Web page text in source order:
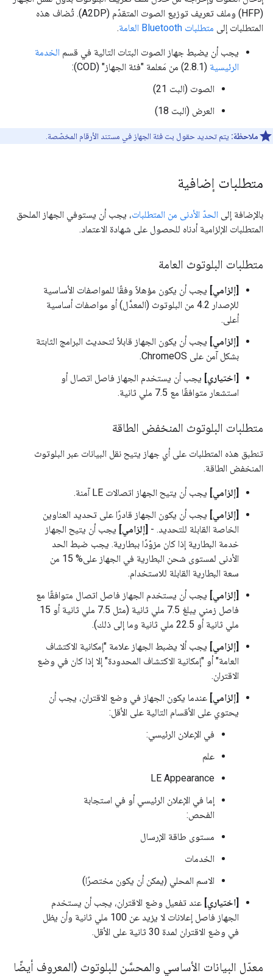
(HFP) وملف تعريف توزيع الصوت المتقدّم (A2DP). تُضاف هذه
المتطلبات إلى متطلبات Bluetooth العامة .
يجب أن يضبط جهاز الصوت البتات التالية في قسم الخدمة
الرئيسية (2.8.1) من مَعلمة "فئة الجهاز" (COD):
الصوت (البت 21)
العرض (البت 18)
ملاحظة: يتم تحديد حقول بت فئة الجهاز في مستند الأرقام المخصّصة.
متطلبات إضافية
بالإضافة إلى الحدّ الأدنى من المتطلبات، يجب أن يستوفي الجهاز الملحق
المتطلبات الإلزامية أدناه للحصول على شهادة الاعتماد.
متطلبات البلوتوث العامة
[إلزامي] يجب أن يكون مؤهلاً وفقًا للمواصفات الأساسية
للإصدار 4.2 من البلوتوث (المعدَّل) أو مواصفات أساسية
أعلى.
[إلزامي] يجب أن يكون الجهاز قابلاً لتحديث البرامج الثابتة
بشكل آمن على ChromeOS.
[اختياري] يجب أن يستخدم الجهاز فاصل اتصال أو
استشعار متوافقًا مع 7.5 ملي ثانية.
متطلبات البلوتوث المنخفض الطاقة
تنطبق هذه المتطلبات على أي جهاز يتيح نقل البيانات عبر البلوتوث
المنخفض الطاقة.
[إلزامي] يجب أن يتيح الجهاز اتصالات LE آمنة.
[إلزامي] يجب أن يكون الجهاز قادرًا على تحديد العناوين
الخاصة القابلة للتحديد. - [إلزامي] يجب أن يتيح الجهاز
خدمة البطارية إذا كان مزوّدًا ببطارية. يجب ضبط الحد
الأدنى لمستوى شحن البطارية في الجهاز على% 15 من
سعة البطارية القابلة للاستخدام.
[إلزامي] يجب أن يستخدم الجهاز فاصل اتصال متوافقًا مع
فاصل زمني يبلغ 7.5 ملي ثانية (مثل 7.5 ملي ثانية أو 15
ملي ثانية أو 22.5 ملي ثانية وما إلى ذلك).
[إلزامي] يجب ألا يضبط الجهاز علامة "إمكانية الاكتشاف
العامة" أو "إمكانية الاكتشاف المحدودة" إلا إذا كان في وضع
الاقتران.
[إلزامي] عندما يكون الجهاز في وضع الاقتران، يجب أن
يحتوي على الأقسام التالية على الأقل:
في الإعلان الرئيسي:
علم
LE Appearance
إما في الإعلان الرئيسي أو في استجابة
الفحص:
مستوى طاقة الإرسال
الخدمات
الاسم المحلي (يمكن أن يكون مختصرًا)
[اختياري] عند تفعيل وضع الاقتران، يجب أن يستخدم
الجهاز فاصل إعلانات لا يزيد عن 100 ملي ثانية وأن يظل
في وضع الاقتران لمدة 30 ثانية على الأقل.
معدّل البيانات الأساسي والمحسَّن للبلوتوث (المعروف أيضًا